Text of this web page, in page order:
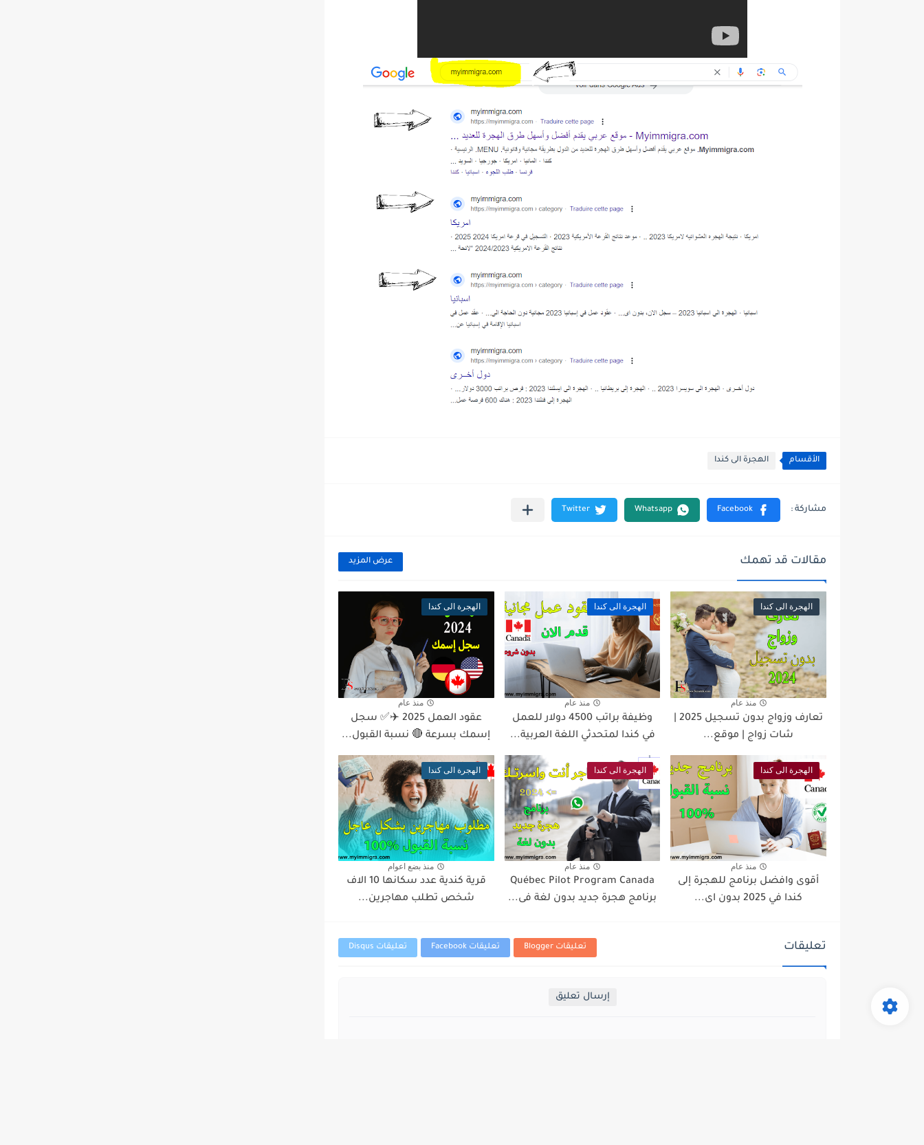
الأقسام الهجرة الى كندا
مقالات قد تهمك عرض المزيد
الهجرة الى كندا
منذ عام
تعارف وزواج بدون تسجيل 2025 |
شات زواج | موقع...
الهجرة الى كندا
منذ عام
وظيفة براتب 4500 دولار للعمل
في كندا لمتحدثي اللغة العربية...
الهجرة الى كندا
منذ عام
عقود العمل 2025 ✈️✅ سجل
إسمك بسرعة 🔴 نسبة القبول...
الهجرة الى كندا
منذ عام
أقوى وافضل برنامج للهجرة إلى
كندا في 2025 بدون اى...
الهجرة الى كندا
منذ عام
Québec Pilot Program Canada
برنامج هجرة جديد بدون لغة فى...
الهجرة الى كندا
منذ بضع اعوام
قرية كندية عدد سكانها 10 الاف
شخص تطلب مهاجرين...
تعليقات تعليقات Blogger تعليقات Facebook تعليقات Disqus
إرسال تعليق